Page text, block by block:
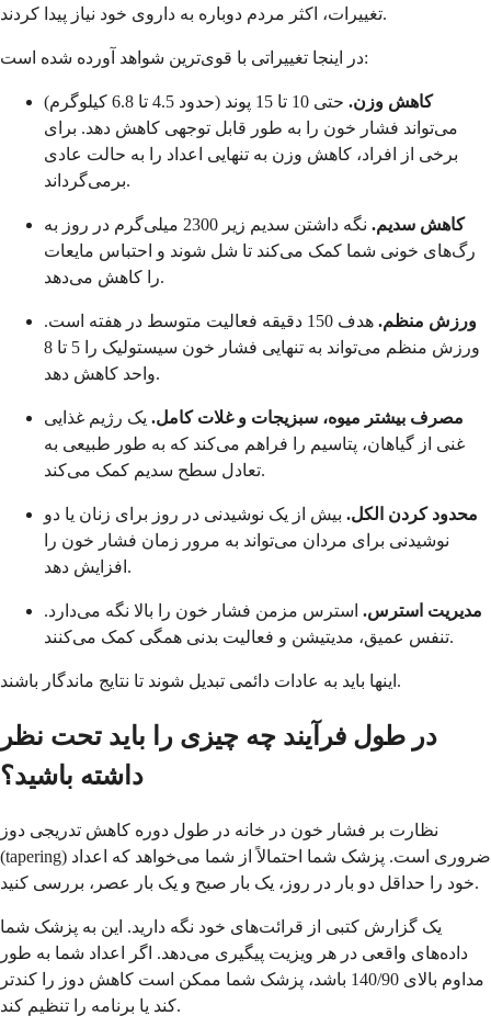
تغییرات، اکثر مردم دوباره به داروی خود نیاز پیدا کردند.
در اینجا تغییراتی با قوی‌ترین شواهد آورده شده است:
کاهش وزن.
حتی 10 تا 15 پوند (حدود 4.5 تا 6.8 کیلوگرم)
می‌تواند فشار خون را به طور قابل توجهی کاهش دهد. برای
برخی از افراد، کاهش وزن به تنهایی اعداد را به حالت عادی
برمی‌گرداند.
کاهش سدیم.
نگه داشتن سدیم زیر 2300 میلی‌گرم در روز به
رگ‌های خونی شما کمک می‌کند تا شل شوند و احتباس مایعات
را کاهش می‌دهد.
ورزش منظم.
هدف 150 دقیقه فعالیت متوسط در هفته است.
ورزش منظم می‌تواند به تنهایی فشار خون سیستولیک را 5 تا 8
واحد کاهش دهد.
مصرف بیشتر میوه، سبزیجات و غلات کامل. یک رژیم غذایی
غنی از گیاهان، پتاسیم را فراهم می‌کند که به طور طبیعی به
تعادل سطح سدیم کمک می‌کند.
محدود کردن الکل. بیش از یک نوشیدنی در روز برای زنان یا دو
نوشیدنی برای مردان می‌تواند به مرور زمان فشار خون را
افزایش دهد.
مدیریت استرس. استرس مزمن فشار خون را بالا نگه می‌دارد.
تنفس عمیق، مدیتیشن و فعالیت بدنی همگی کمک می‌کنند.
اینها باید به عادات دائمی تبدیل شوند تا نتایج ماندگار باشند.
در طول فرآیند چه چیزی را باید تحت نظر
داشته باشید؟
نظارت بر فشار خون در خانه در طول دوره کاهش تدریجی دوز
(tapering) ضروری است. پزشک شما احتمالاً از شما می‌خواهد که اعداد
خود را حداقل دو بار در روز، یک بار صبح و یک بار عصر، بررسی کنید.
یک گزارش کتبی از قرائت‌های خود نگه دارید. این به پزشک شما
داده‌های واقعی در هر ویزیت پیگیری می‌دهد. اگر اعداد شما به طور
مداوم بالای 140/90 باشد، پزشک شما ممکن است کاهش دوز را کندتر
کند یا برنامه را تنظیم کند.